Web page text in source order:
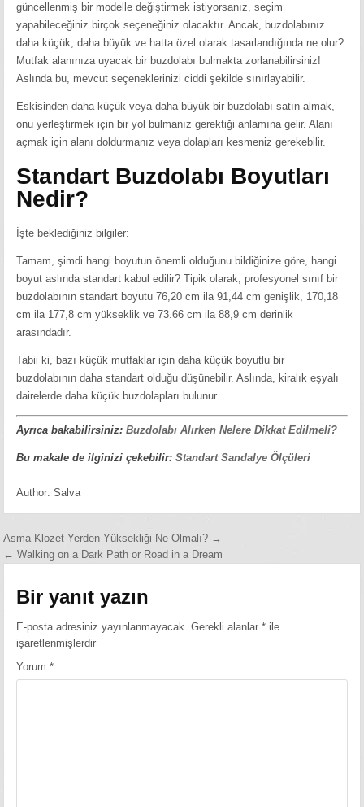
güncellenmiş bir modelle değiştirmek istiyorsanız, seçim
yapabileceğiniz birçok seçeneğiniz olacaktır. Ancak, buzdolabınız
daha küçük, daha büyük ve hatta özel olarak tasarlandığında ne olur?
Mutfak alanınıza uyacak bir buzdolabı bulmakta zorlanabilirsiniz!
Aslında bu, mevcut seçeneklerinizi ciddi şekilde sınırlayabilir.
Eskisinden daha küçük veya daha büyük bir buzdolabı satın almak,
onu yerleştirmek için bir yol bulmanız gerektiği anlamına gelir. Alanı
açmak için alanı doldurmanız veya dolapları kesmeniz gerekebilir.
Standart Buzdolabı Boyutları
Nedir?
İşte beklediğiniz bilgiler:
Tamam, şimdi hangi boyutun önemli olduğunu bildiğinize göre, hangi
boyut aslında standart kabul edilir? Tipik olarak, profesyonel sınıf bir
buzdolabının standart boyutu 76,20 cm ila 91,44 cm genişlik, 170,18
cm ila 177,8 cm yükseklik ve 73.66 cm ila 88,9 cm derinlik
arasındadır.
Tabii ki, bazı küçük mutfaklar için daha küçük boyutlu bir
buzdolabının daha standart olduğu düşünebilir. Aslında, kiralık eşyalı
dairelerde daha küçük buzdolapları bulunur.
Ayrıca bakabilirsiniz:Buzdolabı Alırken Nelere Dikkat Edilmeli?
Bu makale de ilginizi çekebilir:Standart Sandalye Ölçüleri
Author:Salva
Yazı
gezinmesi
Asma Klozet Yerden Yüksekliği Ne Olmalı? →
← Walking on a Dark Path or Road in a Dream
Bir yanıt yazın
E-posta adresiniz yayınlanmayacak. Gerekli alanlar* ile
işaretlenmişlerdir
Yorum*